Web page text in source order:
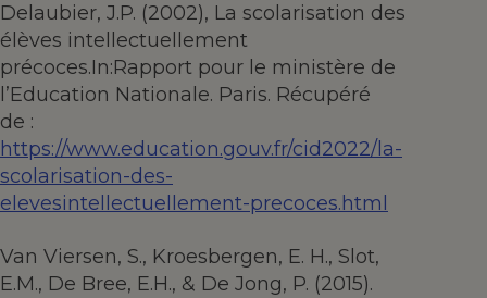
Delaubier, J.P. (2002), La scolarisation des
élèves intellectuellement
précoces.In:Rapport pour le ministère de
l’Education Nationale. Paris. Récupéré
de :
https://www.education.gouv.fr/cid2022/la-
scolarisation-des-
elevesintellectuellement-precoces.html
Van Viersen, S., Kroesbergen, E. H., Slot,
E.M., De Bree, E.H., & De Jong, P. (2015).